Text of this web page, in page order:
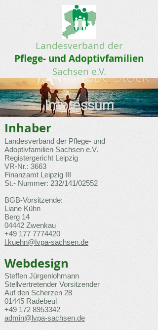
Landesverband der
Pflege- und Adoptivfamilien
Sachsen e.V.
Impressum
Inhaber
Landesverband der Pflege- und
Adoptivfamilien Sachsen e.V.
Registergericht Leipzig
VR-Nr.: 3663
Finanzamt Leipzig III
St.- Nummer: 232/141/02552
BGB-Vorsitzende:
Liane Kühn
Berg 14
04442 Zwenkau
+49 177 7774420
l.kuehn@lvpa-sachsen.de
Webdesign
Steffen Jürgenlohmann
Stellvertretender Vorsitzender
Auf den Scherzen 28
01445 Radebeul
+49 172 8953342
admin@lvpa-sachsen.de